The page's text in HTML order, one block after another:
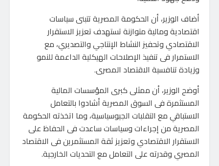
أضاف الوزير، أن الحكومة المصرية تتبنى سياسات
اقتصادية ومالية متوازنة تستهدف تعزيز الاستقرار
الاقتصادي وتحفيز النشاط الإنتاجي والتصديري، مع
الاستمرار فى تنفيذ الإصلاحات الهيكلية الداعمة للنمو
وزيادة تنافسية الاقتصاد المصرى.
أوضح الوزير، أن ممثلى كبرى المؤسسات المالية
المستثمرة فى السوق المصرية أشادوا بالتعامل
الاستباقي مع التقلبات الجيوسياسية، وما اتخذته الحكومة
المصرية من إجراءات وسياسات ساعدت فى الحفاظ على
الاستقرار الاقتصادي وتعزيز ثقة المستثمرين فى الاقتصاد
المصري وقدرته على التعامل مع التحديات الخارجية.